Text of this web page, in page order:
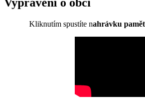
Kliknutím spustíte nahrávku